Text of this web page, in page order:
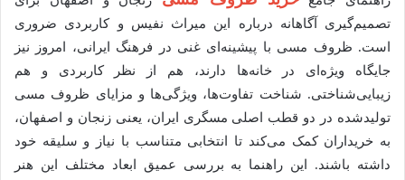
تصمیم‌گیری آگاهانه درباره این میراث نفیس و کاربردی ضروری
است. ظروف مسی با پیشینه‌ای غنی در فرهنگ ایرانی، امروز نیز
جایگاه ویژه‌ای در خانه‌ها دارند، هم از نظر کاربردی و هم
زیبایی‌شناختی. شناخت تفاوت‌ها، ویژگی‌ها و مزایای ظروف مسی
تولیدشده در دو قطب اصلی مسگری ایران، یعنی زنجان و اصفهان،
به خریداران کمک می‌کند تا انتخابی متناسب با نیاز و سلیقه خود
داشته باشند. این راهنما به بررسی عمیق ابعاد مختلف این هنر